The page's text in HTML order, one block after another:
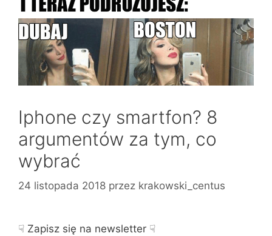
Iphone czy smartfon? 8
argumentów za tym, co
wybrać
24 listopada 2018 przez krakowski_centus
☟ Zapisz się na newsletter ☟